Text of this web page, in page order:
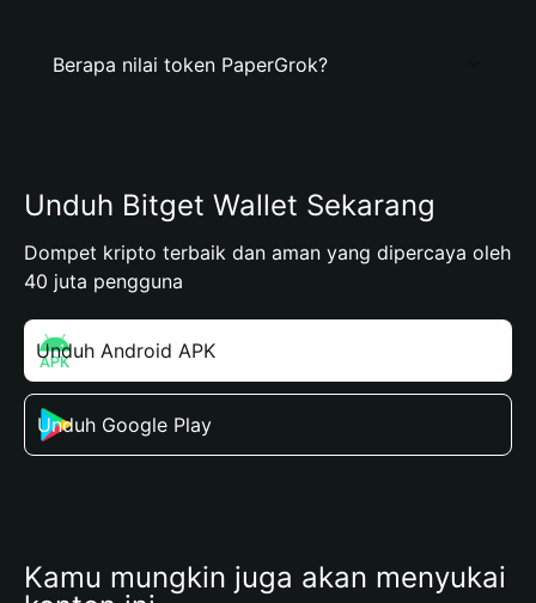
Berapa nilai token PaperGrok?
Unduh Bitget Wallet Sekarang
Dompet kripto terbaik dan aman yang dipercaya oleh
40 juta pengguna
Unduh Android APK
Unduh Google Play
Kamu mungkin juga akan menyukai